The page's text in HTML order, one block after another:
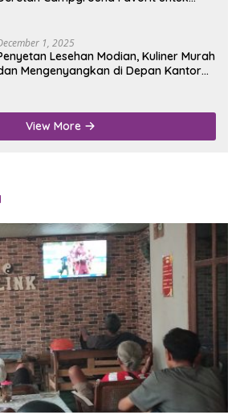
1, 2025
Lesehan Modian, Kuliner Murah
Mengenyangkan di Depan Kantor
View More